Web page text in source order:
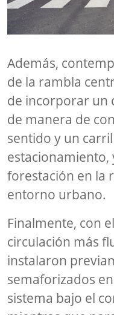
Además,
de la rambla
de incorporar un
de manera de
sentido y un
estacionamiento,
forestación en la
entorno urbano.
Finalmente, con
circulación más
instalaron
semaforizados
sistema bajo el